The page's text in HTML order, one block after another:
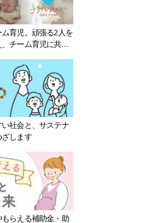
育児。頑張る2人を
チーム育児に共感
社会と、サステナ
します
らえる補助金・助